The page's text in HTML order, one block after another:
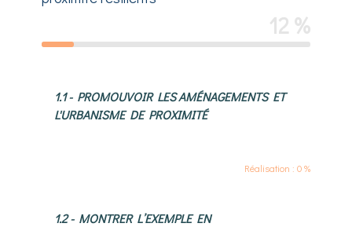
12 %
1.1 - PROMOUVOIR LES AMÉNAGEMENTS ET
L'URBANISME DE PROXIMITÉ
Réalisation : 0 %
1.2 - MONTRER L’EXEMPLE EN